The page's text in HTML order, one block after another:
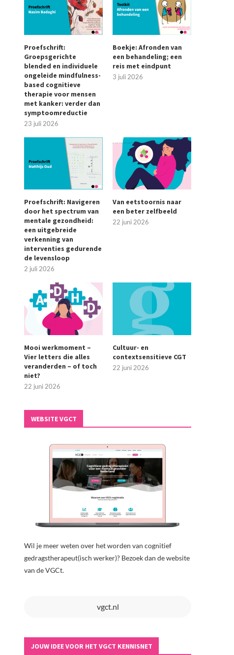
Cultuur- en contextsensitieve CGT
22 juni 2026
Mooi werkmoment – Vier
22 juni 2026
Proefschrift:
Groepsgerichte
blended en individuele
ongeleide mindfulness-
based cognitieve
therapie voor mensen
met kanker: verder dan
symptoomreductie
23 juli 2026
Boekje: Afronden van
een behandeling; een
reis met eindpunt
3 juli 2026
Proefschrift: Navigeren
door het spectrum van
mentale gezondheid:
een uitgebreide
verkenning van
interventies gedurende
de levensloop
2 juli 2026
Van eetstoornis naar
een beter zelfbeeld
22 juni 2026
Mooi werkmoment –
Vier letters die alles
veranderden – of toch
niet?
22 juni 2026
Cultuur- en
contextsensitieve CGT
22 juni 2026
WEBSITE VGCT
Wil je meer weten over het worden van cognitief
gedragstherapeut(isch werker)? Bezoek dan de website
van de VGCt.
vgct.nl
JOUW IDEE VOOR HET VGCT KENNISNET